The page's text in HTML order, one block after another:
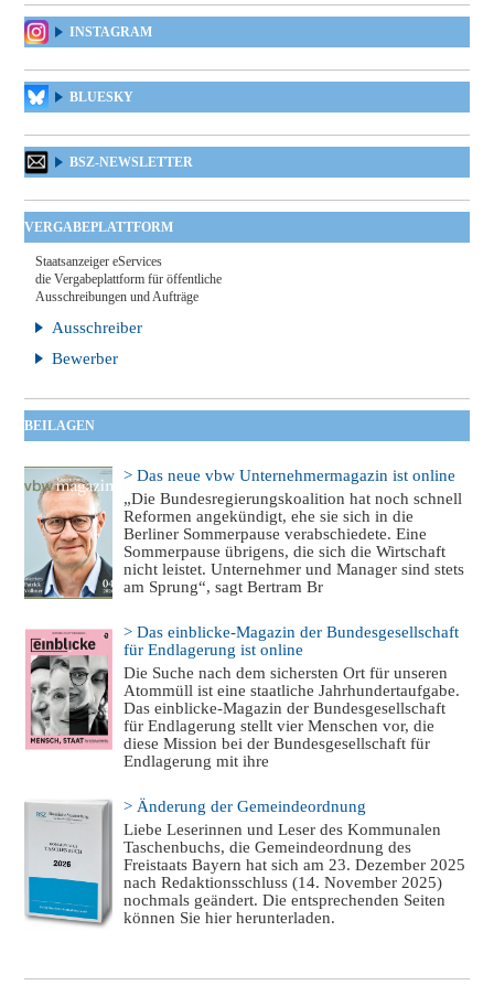
INSTAGRAM
BLUESKY
BSZ-NEWSLETTER
VERGABEPLATTFORM
Staatsanzeiger eServices
die Vergabeplattform für öffentliche
Ausschreibungen und Aufträge
Ausschreiber
Bewerber
BEILAGEN
> Das neue vbw Unternehmermagazin ist online
„Die Bundesregierungskoalition hat noch schnell
Reformen angekündigt, ehe sie sich in die
Berliner Sommerpause verabschiedete. Eine
Sommerpause übrigens, die sich die Wirtschaft
nicht leistet. Unternehmer und Manager sind stets
am Sprung“, sagt Bertram Br
> Das einblicke-Magazin der Bundesgesellschaft
für Endlagerung ist online
Die Suche nach dem sichersten Ort für unseren
Atommüll ist eine staatliche Jahrhundertaufgabe.
Das einblicke-Magazin der Bundesgesellschaft
für Endlagerung stellt vier Menschen vor, die
diese Mission bei der Bundesgesellschaft für
Endlagerung mit ihre
> Änderung der Gemeindeordnung
Liebe Leserinnen und Leser des Kommunalen
Taschenbuchs, die Gemeindeordnung des
Freistaats Bayern hat sich am 23. Dezember 2025
nach Redaktionsschluss (14. November 2025)
nochmals geändert. Die entsprechenden Seiten
können Sie hier herunterladen.